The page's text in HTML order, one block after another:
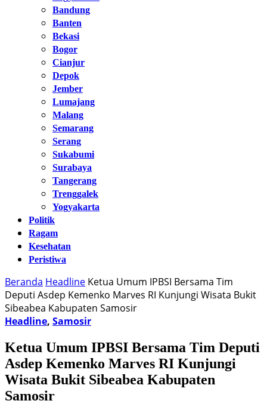
Bandung
Banten
Bekasi
Bogor
Cianjur
Depok
Jember
Lumajang
Malang
Semarang
Serang
Sukabumi
Surabaya
Tangerang
Trenggalek
Yogyakarta
Politik
Ragam
Kesehatan
Peristiwa
Beranda Headline Ketua Umum IPBSI Bersama Tim
Deputi Asdep Kemenko Marves RI Kunjungi Wisata Bukit
Sibeabea Kabupaten Samosir
Headline, Samosir
Ketua Umum IPBSI Bersama Tim Deputi
Asdep Kemenko Marves RI Kunjungi
Wisata Bukit Sibeabea Kabupaten
Samosir